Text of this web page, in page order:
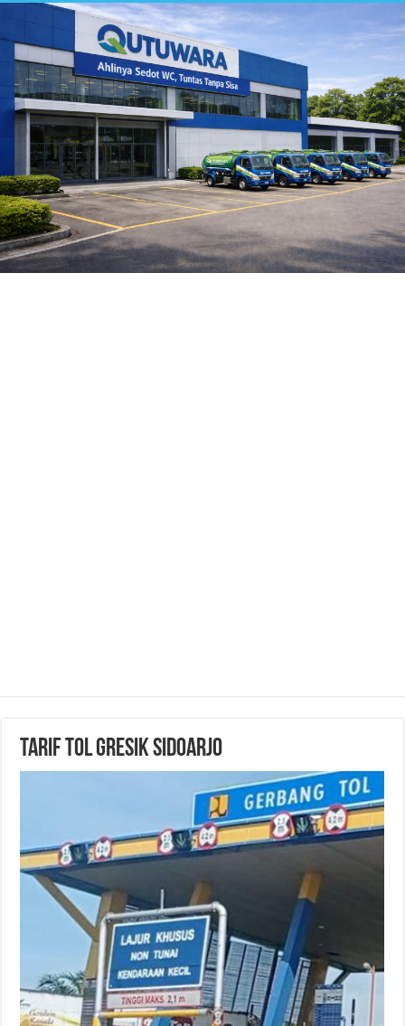
Tarif Tol Gresik Sidoarjo